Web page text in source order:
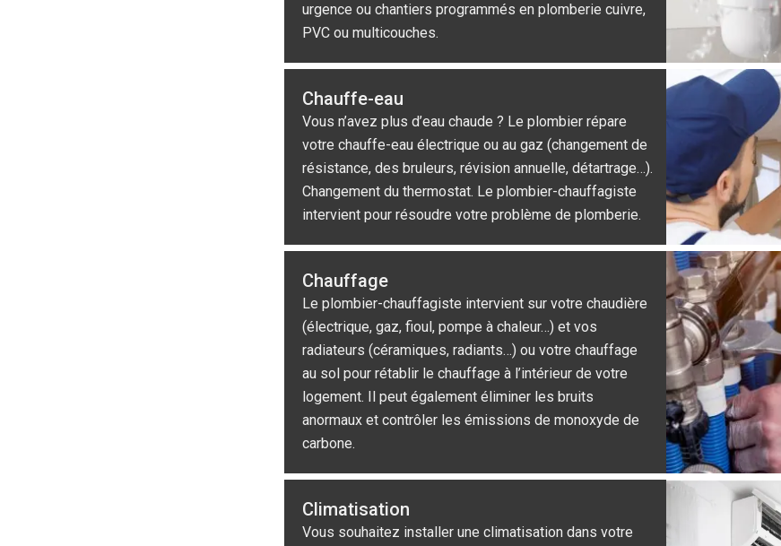
urgence ou chantiers programmés en plomberie cuivre,
PVC ou multicouches.
Chauffe-eau
Vous n’avez plus d’eau chaude ? Le plombier répare
votre chauffe-eau électrique ou au gaz (changement de
résistance, des bruleurs, révision annuelle, détartrage…).
Changement du thermostat. Le plombier-chauffagiste
intervient pour résoudre votre problème de plomberie.
Chauffage
Le plombier-chauffagiste intervient sur votre chaudière
(électrique, gaz, fioul, pompe à chaleur…) et vos
radiateurs (céramiques, radiants…) ou votre chauffage
au sol pour rétablir le chauffage à l’intérieur de votre
logement. Il peut également éliminer les bruits
anormaux et contrôler les émissions de monoxyde de
carbone.
Climatisation
Vous souhaitez installer une climatisation dans votre